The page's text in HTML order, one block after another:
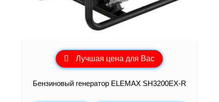
Лучшая цена для Вас
Бензиновый генератор ELEMAХ SH3200EX-R